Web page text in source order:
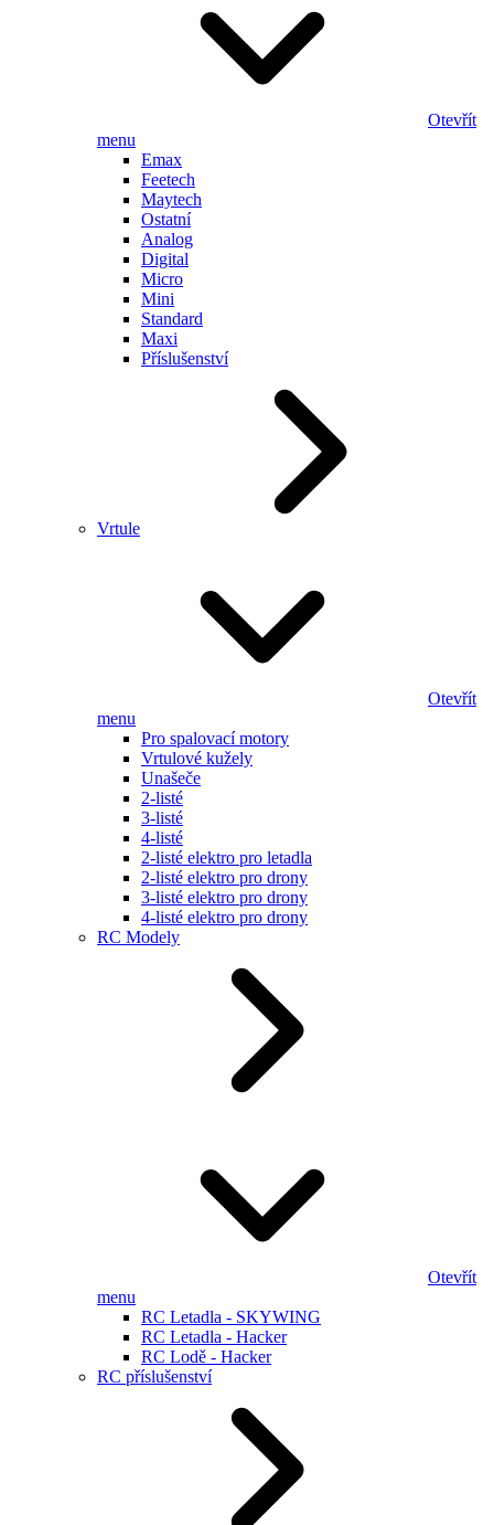
Otevřít
menu
Emax
Feetech
Maytech
Ostatní
Analog
Digital
Micro
Mini
Standard
Maxi
Příslušenství
Vrtule
Otevřít
menu
Pro spalovací motory
Vrtulové kužely
Unašeče
2-listé
3-listé
4-listé
2-listé elektro pro letadla
2-listé elektro pro drony
3-listé elektro pro drony
4-listé elektro pro drony
RC Modely
Otevřít
menu
RC Letadla - SKYWING
RC Letadla - Hacker
RC Lodě - Hacker
RC příslušenství